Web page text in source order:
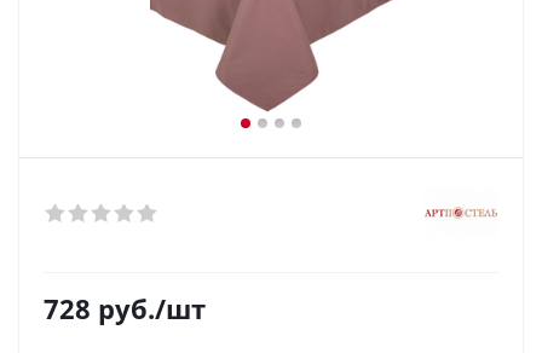
728 руб./шт